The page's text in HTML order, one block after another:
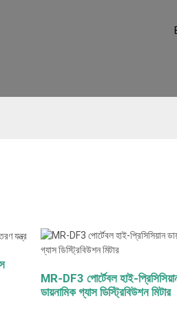
MR-DF3 পোর্টেবল হাই-
ডায়নামিক গ্যাস ডিস্ট্রিবিউশন মিটার